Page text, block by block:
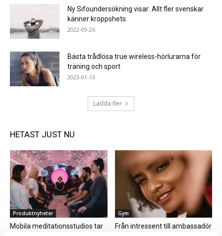
Ny Sifoundersökning visar: Allt fler svenskar
känner kroppshets
2022-09-26
Bästa trådlösa true wireless-hörlurarna för
träning och sport
2023-01-13
Ladda fler
HETAST JUST NU
Produktnyheter
Mobila meditationsstudios tar
Gym
Från intressent till ambassadör